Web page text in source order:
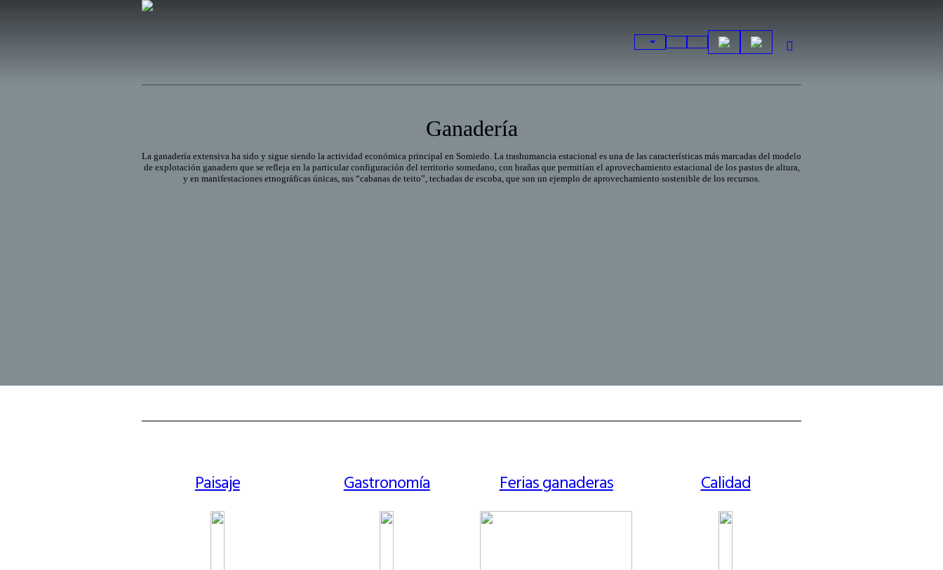
Ganadería
La ganadería extensiva ha sido y sigue siendo la actividad económica principal en Somiedo. La trashumancia estacional es una de las características más marcadas del modelo
de explotación ganadero que se refleja en la particular configuración del territorio somedano, con brañas que permitían el aprovechamiento estacional de los pastos de altura,
y en manifestaciones etnográficas únicas, sus “cabanas de teito”, techadas de escoba, que son un ejemplo de aprovechamiento sostenible de los recursos.
Paisaje Gastronomía Ferias ganaderas Calidad